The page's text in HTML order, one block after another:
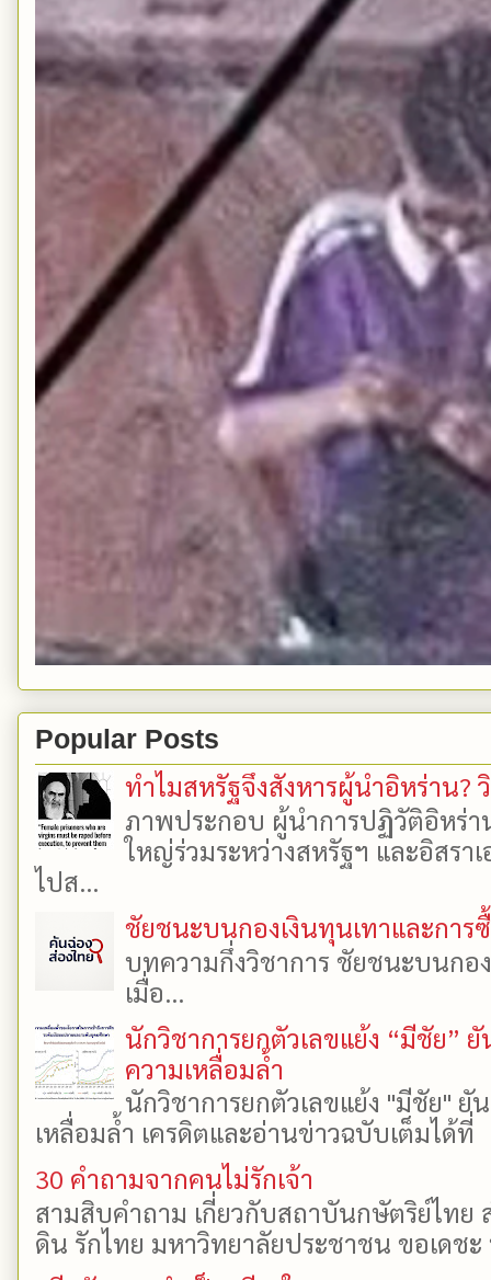
Popular Posts
ทำไมสหรัฐจึงสังหารผู้นำอิหร่าน?
ภาพประกอบ ผู้นำการปฏิวัติอิหร่า
ใหญ่ร่วมระหว่างสหรัฐฯ และอิสรา
ไปส...
ชัยชนะบนกองเงินทุนเทาและการ
บทความกึ่งวิชาการ ชัยชนะบนกอ
เมื่อ...
นักวิชาการยกตัวเลขแย้ง “มีชัย”
ความเหลื่อมล้ำ
นักวิชาการยกตัวเลขแย้ง "มีชัย"
เหลื่อมล้ำ เครดิตและอ่านข่าวฉบับเต็มได้
30 คำถามจากคนไม่รักเจ้า
สามสิบคำถาม เกี่ยวกับสถาบันกษัตริย์ไทย
ดิน รักไทย มหาวิทยาลัยประชาชน ขอเดช